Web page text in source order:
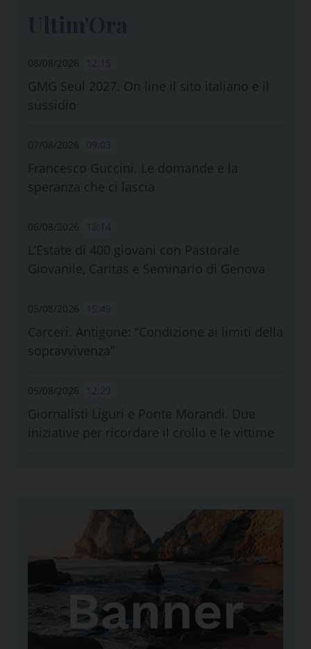
08/08/2026
GMG Seul 2027. On line il sito italiano e il
sussidio
07/08/2026
Francesco Guccini. Le domande e la
speranza che ci lascia
06/08/2026
L’Estate di 400 giovani con Pastorale
Giovanile, Caritas e Seminario di Genova
05/08/2026
Carceri. Antigone: “Condizione ai limiti della
sopravvivenza”
05/08/2026
Giornalisti Liguri e Ponte Morandi. Due
iniziative per ricordare il crollo e le vittime